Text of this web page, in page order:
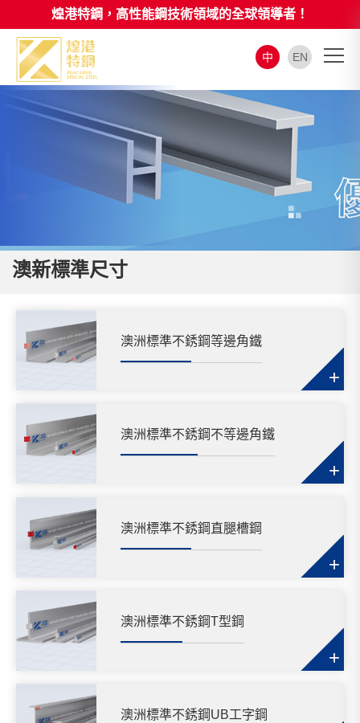
煌港特鋼，高性能鋼技術領域的全球領導者！
中 EN
澳新標準尺寸
澳洲標準不銹鋼等邊角鐵
+
澳洲標準不銹鋼不等邊角鐵
+
澳洲標準不銹鋼直腿槽鋼
+
澳洲標準不銹鋼T型鋼
+
澳洲標準不銹鋼UB工字鋼